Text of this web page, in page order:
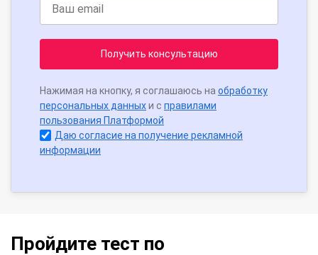
Получить консультацию
Нажимая на кнопку, я соглашаюсь на обработку
персональных данныхи с правилами
пользования Платформой
Даю согласие на получение рекламной
информации
Пройдите тест по